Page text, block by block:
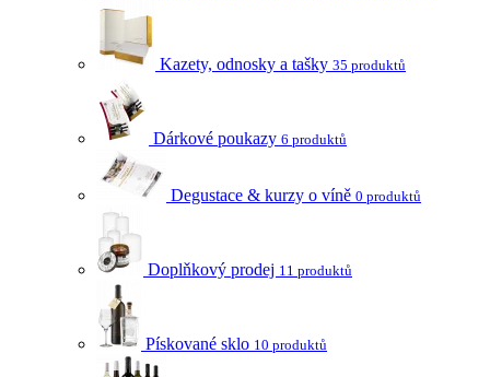
Kazety, odnosky a tašky 35 produktů
Dárkové poukazy 6 produktů
Degustace & kurzy o víně 0 produktů
Doplňkový prodej 11 produktů
Pískované sklo 10 produktů